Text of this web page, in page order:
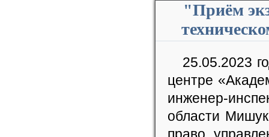
"Приём
25.05.2023
центре
инженер-
области